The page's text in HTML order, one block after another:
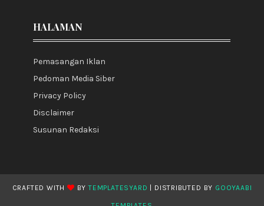
HALAMAN
Pemasangan Iklan
Pedoman Media Siber
Privacy Policy
Disclaimer
Susunan Redaksi
CRAFTED WITH BYTEMPLATESYARD | DISTRIBUTED BY GOOYAABI